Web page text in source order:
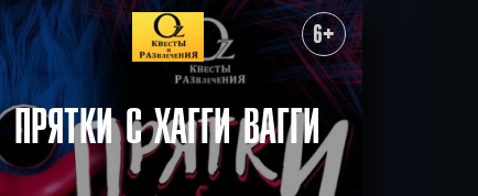
ХОЧУ ПРОЙТИ | КВЕСТ ПРОЙДЕН 6+
ПРЯТКИ С ХАГГИ ВАГГИ